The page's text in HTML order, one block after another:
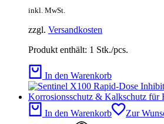
inkl. MwSt.
zzgl. Versandkosten
Produkt enthält: 1 Stk./pcs.
In den Warenkorb
In den Warenkorb
Zur